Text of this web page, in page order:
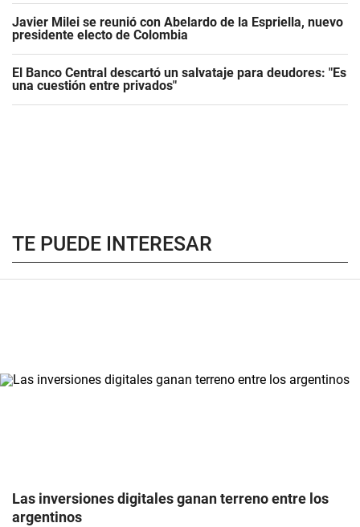
Javier Milei se reunió con Abelardo de la Espriella, nuevo
presidente electo de Colombia
El Banco Central descartó un salvataje para deudores: "Es
una cuestión entre privados"
TE PUEDE INTERESAR
Las inversiones digitales ganan terreno entre los
argentinos